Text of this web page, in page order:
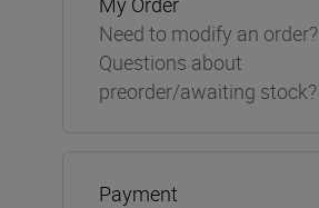
Need to modify an order?
Questions about
preorder/awaiting stock?
Payment